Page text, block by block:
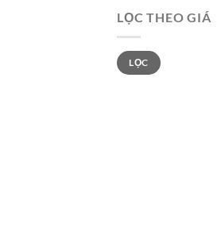
LỌC THEO GIÁ
Giá
tối
thiểu
Giá
tối
đa
LỌC